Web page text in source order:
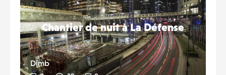
Chantier de nuit à La Défense
Dimb